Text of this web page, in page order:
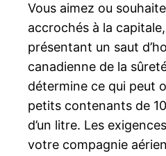
Vous aimez ou
accrochés à la
présentant un saut
canadienne de la
détermine ce qui peut
petits contenants de
d’un litre. Les
votre compagnie